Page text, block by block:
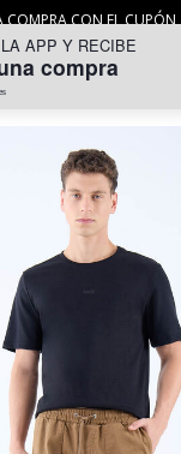
COMPRA CON EL CUPÓN
APLICANTYC
APP Y RECIBE
compra